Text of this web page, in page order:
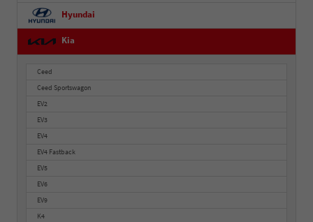
Hyundai
Kia
Ceed
Ceed Sportswagon
EV2
EV3
EV4
EV4 Fastback
EV5
EV6
EV9
K4